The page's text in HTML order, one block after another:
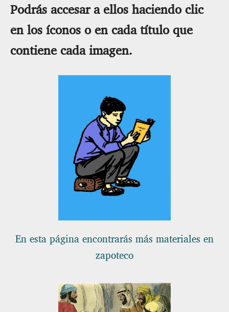
Podrás accesar a ellos haciendo clic
en los íconos o en cada título que
contiene cada imagen.
En esta página encontrarás más materiales en
zapoteco